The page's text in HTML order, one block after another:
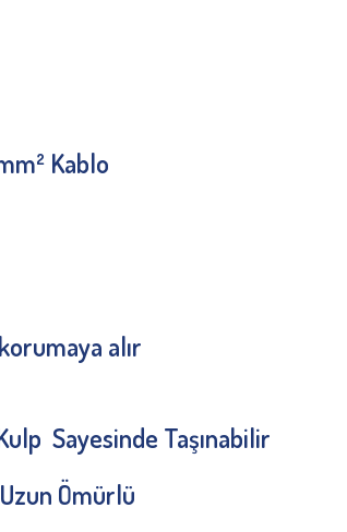
Kablo
korumaya alır
Sayesinde Taşınabilir
Ömürlü